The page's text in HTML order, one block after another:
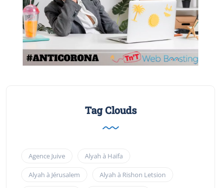
Tag Clouds
Agence Juive Alyah à Haïfa
Alyah à Jérusalem Alyah à Rishon Letsion